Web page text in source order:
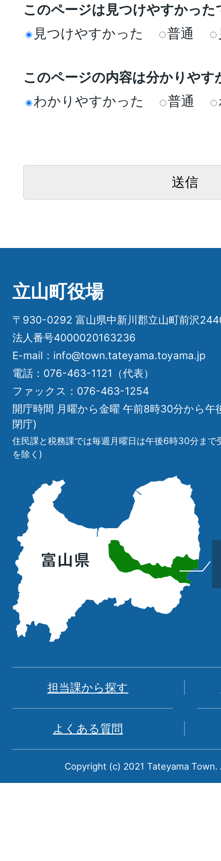
このページは見つけやすかった
見つけやすかった
普通
このページの内容は分かりやす
わかりやすかった
普通
立山町役場
〒930-0292 富山県中新川郡立山町前沢
法人番号4000020163236
E-mail：info@town.tateyama.toyama.jp
電話：076-463-1121（代表）
ファックス：076-463-1254
開庁時間 月曜から金曜 午前8時30分から午
閉庁)
住民課と税務課では毎週月曜日は午後6時30分まで
を除く)
の
位
置
を
記
し
た
図。
新
郡
担当課から探す
よくある質問
Copyright (c) 2021 Tateyama Town.